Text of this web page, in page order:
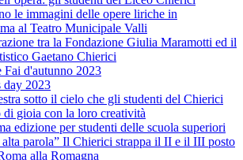
le immagini delle opere liriche in
al Teatro Municipale Valli
tra la Fondazione Giulia Maramotti ed il
Gaetano Chierici
Fai d'autunno 2023
day 2023
sotto il cielo che gli studenti del Chierici
di gioia con la loro creatività
edizione per studenti delle scuola superiori
parola” Il Chierici strappa il II e il III posto
alla Romagna